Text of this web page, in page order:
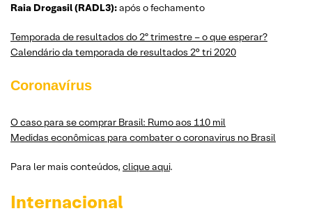
Raia Drogasil (RADL3):após o fechamento
Temporada de resultados do 2º trimestre – o que esperar?
Calendário da temporada de resultados 2° tri 2020
Coronavírus
O caso para se comprar Brasil: Rumo aos 110 mil
Medidas econômicas para combater o coronavirus no Brasil
Para ler mais conteúdos, clique aqui.
Internacional